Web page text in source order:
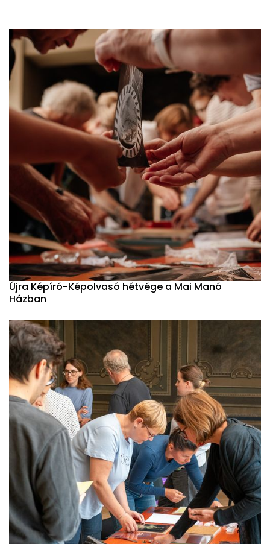
Újra Képíró-Képolvasó hétvége a Mai Manó
Házban